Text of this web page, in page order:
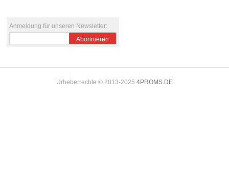
Anmeldung für unseren Newsletter:
Abonnieren
Urheberrechte © 2013-2025 4PROMS.DE